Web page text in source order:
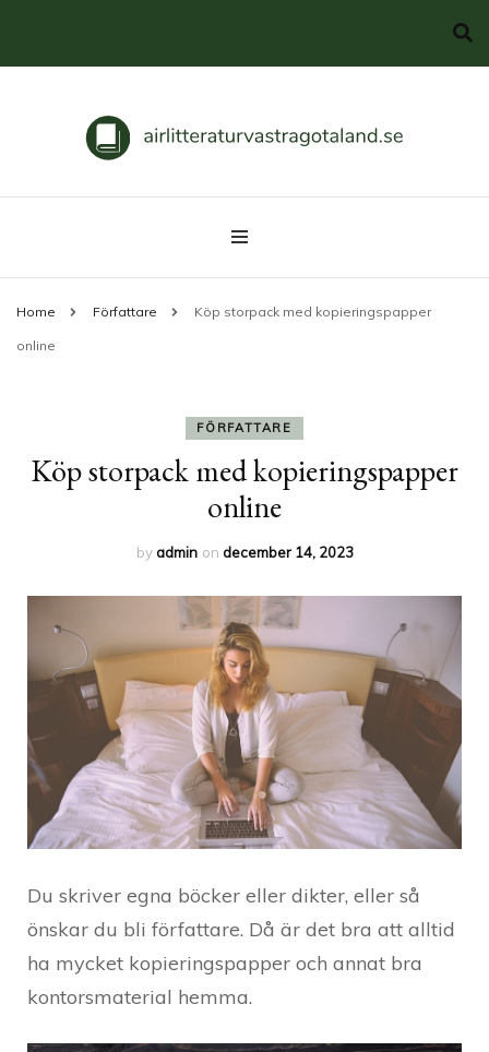
airlitteraturvastragotaland.se
Svenska klassiker
Home Författare Köp storpack med kopieringspapper
online
FÖRFATTARE
Köp storpack med kopieringspapper
online
byadmin on december 14, 2023
Du skriver egna böcker eller dikter, eller så
önskar du bli författare. Då är det bra att alltid
ha mycket kopieringspapper och annat bra
kontorsmaterial hemma.